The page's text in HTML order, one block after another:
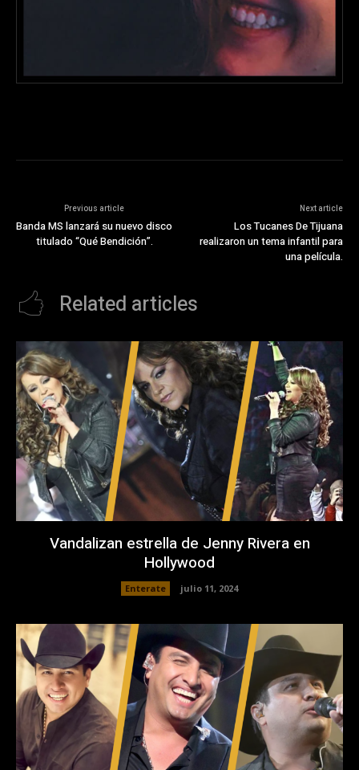
Previous article
Banda MS lanzará su nuevo disco
titulado “Qué Bendición”.
Next article
Los Tucanes De Tijuana
realizaron un tema infantil para
una película.
Related articles
Vandalizan estrella de Jenny Rivera en
Hollywood
Enterate julio 11, 2024